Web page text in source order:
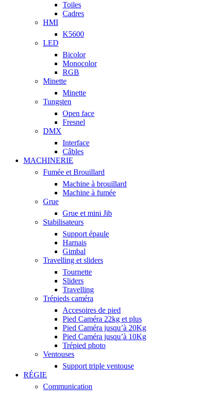
Toiles
Cadres
HMI
K5600
LED
Bicolor
Monocolor
RGB
Minette
Minette
Tungsten
Open face
Fresnel
DMX
Interface
Câbles
MACHINERIE
Fumée et Brouillard
Machine à brouillard
Machine à fumée
Grue
Grue et mini Jib
Stabilisateurs
Support épaule
Harnais
Gimbal
Travelling et sliders
Tournette
Sliders
Travelling
Trépieds caméra
Accesoires de pied
Pied Caméra 22kg et plus
Pied Caméra jusqu’à 20Kg
Pied Caméra jusqu’à 10Kg
Trépied photo
Ventouses
Support triple ventouse
RÉGIE
Communication